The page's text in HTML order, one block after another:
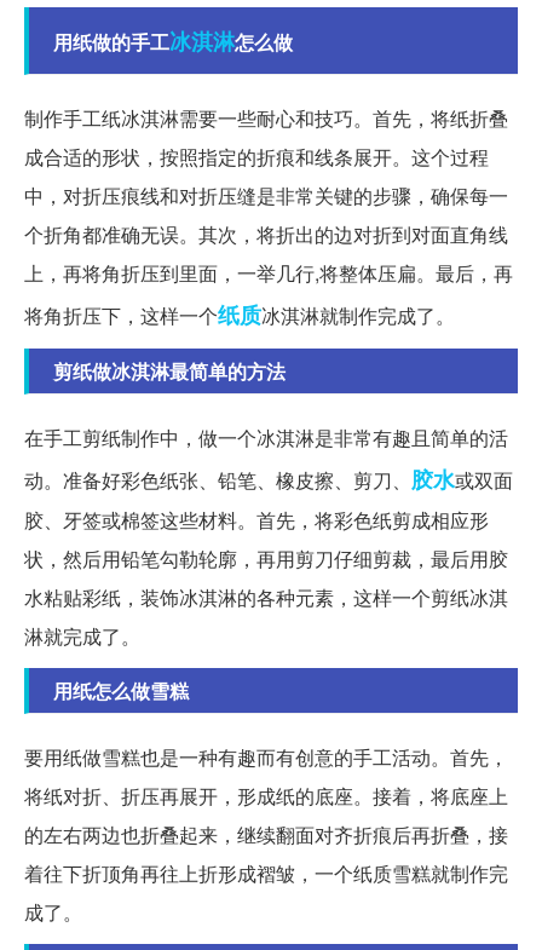
用纸做的手工冰淇淋怎么做
制作手工纸冰淇淋需要一些耐心和技巧。首先，将纸折叠
成合适的形状，按照指定的折痕和线条展开。这个过程
中，对折压痕线和对折压缝是非常关键的步骤，确保每一
个折角都准确无误。其次，将折出的边对折到对面直角线
上，再将角折压到里面，一举几行,将整体压扁。最后，再
将角折压下，这样一个纸质冰淇淋就制作完成了。
剪纸做冰淇淋最简单的方法
在手工剪纸制作中，做一个冰淇淋是非常有趣且简单的活
动。准备好彩色纸张、铅笔、橡皮擦、剪刀、 胶水或双面
胶、牙签或棉签这些材料。首先，将彩色纸剪成相应形
状，然后用铅笔勾勒轮廓，再用剪刀仔细剪裁，最后用胶
水粘贴彩纸，装饰冰淇淋的各种元素，这样一个剪纸冰淇
淋就完成了。
用纸怎么做雪糕
要用纸做雪糕也是一种有趣而有创意的手工活动。首先，
将纸对折、折压再展开，形成纸的底座。接着，将底座上
的左右两边也折叠起来，继续翻面对齐折痕后再折叠，接
着往下折顶角再往上折形成褶皱，一个纸质雪糕就制作完
成了。